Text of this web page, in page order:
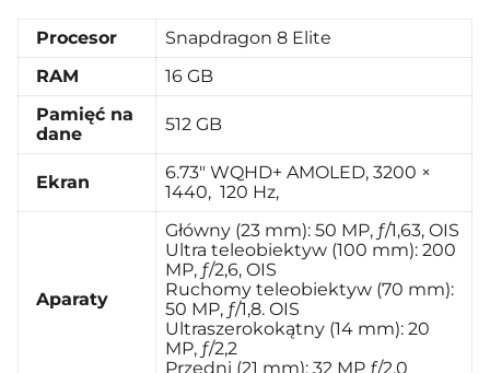
Procesor
Snapdragon 8 Elite
RAM
16 GB
Pamięć na
dane
512 GB
Ekran
6.73″ WQHD+ AMOLED, 3200 ×
1440, 120 Hz,
Aparaty
Główny (23 mm): 50 MP, ƒ/1,63, OIS
Ultra teleobiektyw (100 mm): 200
MP, ƒ/2,6, OIS
Ruchomy teleobiektyw (70 mm):
50 MP, ƒ/1,8. OIS
Ultraszerokokątny (14 mm): 20
MP, ƒ/2,2
Przedni (21 mm): 32 MP ƒ/2,0